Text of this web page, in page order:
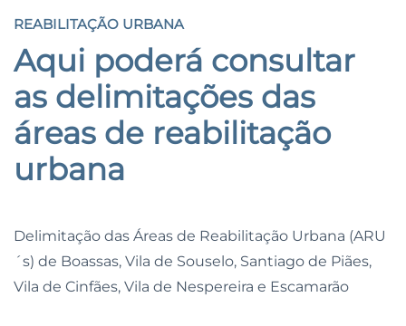
REABILITAÇÃO URBANA
Aqui poderá consultar
as delimitações das
áreas de reabilitação
urbana
Delimitação das Áreas de Reabilitação Urbana (ARU
´s) de Boassas, Vila de Souselo, Santiago de Piães,
Vila de Cinfães, Vila de Nespereira e Escamarão